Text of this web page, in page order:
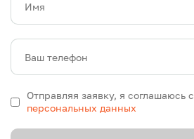
Имя
Ваш телефон
Отправляя заявку, я соглашаюсь с
персональных данных